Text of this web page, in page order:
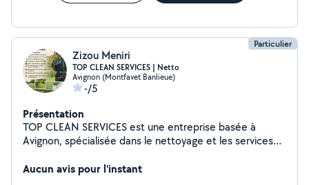
Particulier
Zizou Meniri
TOP CLEAN SERVICES | Netto
Avignon (Montfavet Banlieue)
-/5
Présentation
TOP CLEAN SERVICES est une entreprise basée à
Avignon, spécialisée dans le nettoyage et les services
appartements Nettoyage fin de chantier Entretien de
Aucun avis pour l'instant